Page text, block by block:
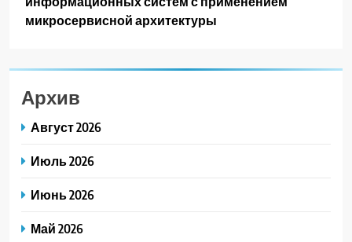
микросервисной архитектуры
Архив
Август 2026
Июль 2026
Июнь 2026
Май 2026